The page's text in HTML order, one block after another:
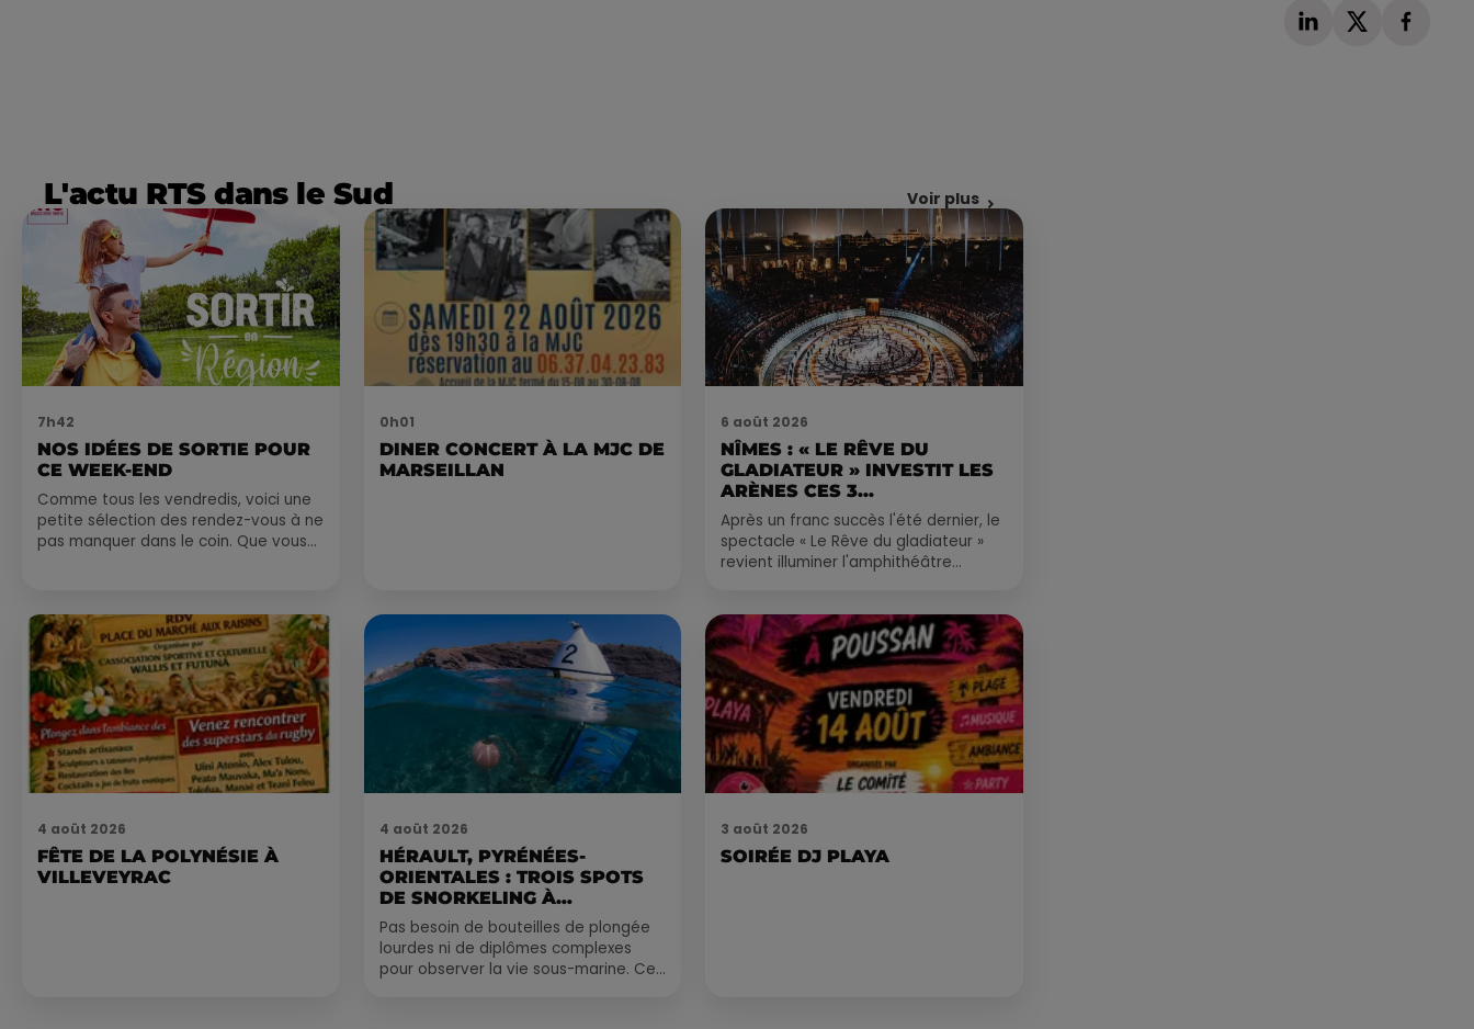
L'actu RTS dans le Sud Voir plus
7h42
NOS IDÉES DE SORTIE POUR
CE WEEK-END
Comme tous les vendredis, voici une
petite sélection des rendez-vous à ne
pas manquer dans le coin. Que vous
0h01
DINER CONCERT À LA MJC DE
MARSEILLAN
6 août 2026
NÎMES : « LE RÊVE DU
GLADIATEUR » INVESTIT LES
ARÈNES CES 3...
Après un franc succès l'été dernier, le
spectacle « Le Rêve du gladiateur »
revient illuminer l'amphithéâtre
4 août 2026
FÊTE DE LA POLYNÉSIE À
VILLEVEYRAC
4 août 2026
HÉRAULT, PYRÉNÉES-
ORIENTALES : TROIS SPOTS
DE SNORKELING À
EXPLORER...
Pas besoin de bouteilles de plongée
lourdes ni de diplômes complexes
pour observer la vie sous-marine. Cet
3 août 2026
SOIRÉE DJ PLAYA